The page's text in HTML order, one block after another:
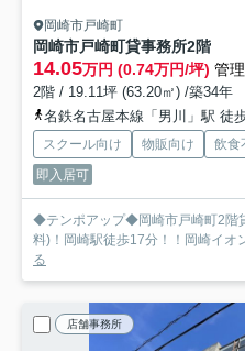
岡崎市戸崎町
岡崎市戸崎町貸事務所2階
14.05万円 (0.74万円/坪) 管
2階 / 19.11坪 (63.20㎡) /築34年
名鉄名古屋本線「男川」駅 徒
スクール向け 物販向け 飲食
即入居可
◆テンポアップ◆岡崎市戸崎町2階
料)！岡崎駅徒歩17分！！岡崎イオ
る
店舗事務所